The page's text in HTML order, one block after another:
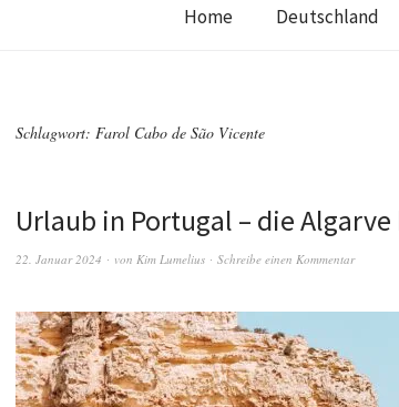
Home Deutschland
Schlagwort: Farol Cabo de São Vicente
Urlaub in Portugal – die
22. Januar 2024 von Kim Lumelius Schreibe einen Kommentar